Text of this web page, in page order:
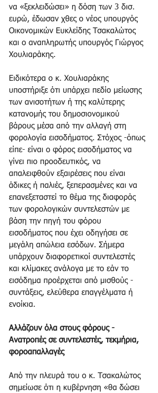
να «ξεκλειδώσει» η δόση των 3 δισ.
ευρώ, έδωσαν χθες ο νέος υπουργός
Οικονομικών Ευκλείδης Τσακαλώτος
και ο αναπληρωτής υπουργός Γιώργος
Χουλιαράκης.
Ειδικότερα ο κ. Χουλιαράκης
υποστήριξε ότι υπάρχει πεδίο μείωσης
των ανισοτήτων ή της καλύτερης
κατανομής του δημοσιονομικού
βάρους μέσα από την αλλαγή στη
φορολογία εισοδήματος. Στόχος -όπως
είπε- είναι ο φόρος εισοδήματος να
γίνει πιο προοδευτικός, να
απαλειφθούν εξαιρέσεις που είναι
άδικες ή παλιές, ξεπερασμένες και να
επανεξεταστεί το θέμα της διαφοράς
των φορολογικών συντελεστών με
βάση την πηγή του φόρου
εισοδήματος που έχει οδηγήσει σε
μεγάλη απώλεια εσόδων. Σήμερα
υπάρχουν διαφορετικοί συντελεστές
και κλίμακες ανάλογα με το εάν το
εισόδημα προέρχεται από μισθούς -
συντάξεις, ελεύθερα επαγγέλματα ή
ενοίκια.
Αλλάζουν όλα στους φόρους -
Ανατροπές σε συντελεστές, τεκμήρια,
φοροαπαλλαγές
Από την πλευρά του ο κ. Τσακαλώτος
σημείωσε ότι η κυβέρνηση «θα δώσει